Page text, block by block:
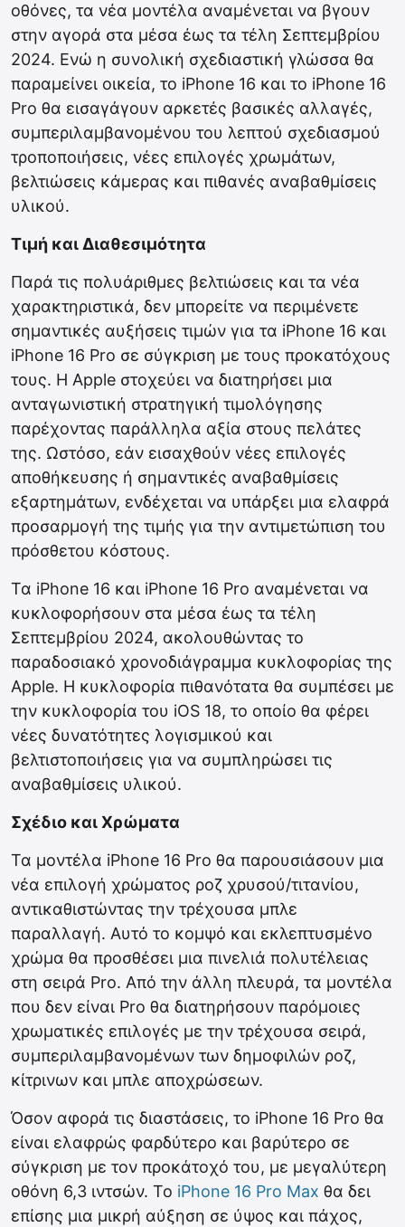
οθόνες, τα νέα μοντέλα αναμένεται να βγουν
στην αγορά στα μέσα έως τα τέλη Σεπτεμβρίου
2024. Ενώ η συνολική σχεδιαστική γλώσσα θα
παραμείνει οικεία, το iPhone 16 και το iPhone 16
Pro θα εισαγάγουν αρκετές βασικές αλλαγές,
συμπεριλαμβανομένου του λεπτού σχεδιασμού
τροποποιήσεις, νέες επιλογές χρωμάτων,
βελτιώσεις κάμερας και πιθανές αναβαθμίσεις
υλικού.
Τιμή και Διαθεσιμότητα
Παρά τις πολυάριθμες βελτιώσεις και τα νέα
χαρακτηριστικά, δεν μπορείτε να περιμένετε
σημαντικές αυξήσεις τιμών για τα iPhone 16 και
iPhone 16 Pro σε σύγκριση με τους προκατόχους
τους. Η Apple στοχεύει να διατηρήσει μια
ανταγωνιστική στρατηγική τιμολόγησης
παρέχοντας παράλληλα αξία στους πελάτες
της. Ωστόσο, εάν εισαχθούν νέες επιλογές
αποθήκευσης ή σημαντικές αναβαθμίσεις
εξαρτημάτων, ενδέχεται να υπάρξει μια ελαφρά
προσαρμογή της τιμής για την αντιμετώπιση του
πρόσθετου κόστους.
Τα iPhone 16 και iPhone 16 Pro αναμένεται να
κυκλοφορήσουν στα μέσα έως τα τέλη
Σεπτεμβρίου 2024, ακολουθώντας το
παραδοσιακό χρονοδιάγραμμα κυκλοφορίας της
Apple. Η κυκλοφορία πιθανότατα θα συμπέσει με
την κυκλοφορία του iOS 18, το οποίο θα φέρει
νέες δυνατότητες λογισμικού και
βελτιστοποιήσεις για να συμπληρώσει τις
αναβαθμίσεις υλικού.
Σχέδιο και Χρώματα
Τα μοντέλα iPhone 16 Pro θα παρουσιάσουν μια
νέα επιλογή χρώματος ροζ χρυσού/τιτανίου,
αντικαθιστώντας την τρέχουσα μπλε
παραλλαγή. Αυτό το κομψό και εκλεπτυσμένο
χρώμα θα προσθέσει μια πινελιά πολυτέλειας
στη σειρά Pro. Από την άλλη πλευρά, τα μοντέλα
που δεν είναι Pro θα διατηρήσουν παρόμοιες
χρωματικές επιλογές με την τρέχουσα σειρά,
συμπεριλαμβανομένων των δημοφιλών ροζ,
κίτρινων και μπλε αποχρώσεων.
Όσον αφορά τις διαστάσεις, το iPhone 16 Pro θα
είναι ελαφρώς φαρδύτερο και βαρύτερο σε
σύγκριση με τον προκάτοχό του, με μεγαλύτερη
οθόνη 6,3 ιντσών. Το iPhone 16 Pro Max θα δει
επίσης μια μικρή αύξηση σε ύψος και πάχος,